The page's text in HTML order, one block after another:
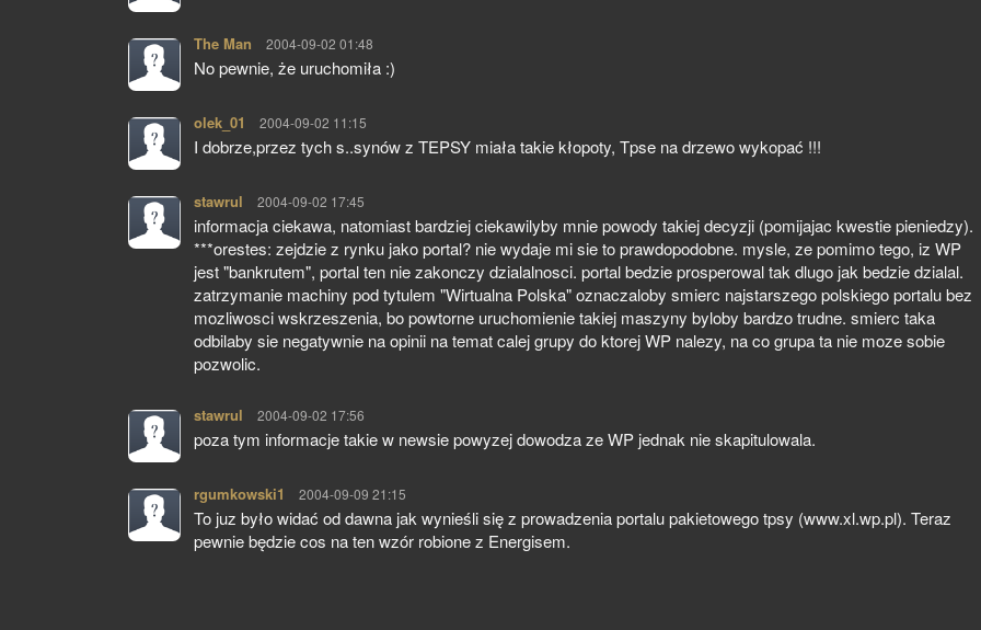
The Man pisze:
2004-09-02 01:48
No pewnie, że uruchomiła :)
olek_01 pisze:
2004-09-02 11:15
I dobrze,przez tych s..synów z TEPSY miała takie kłopoty, Tpse na drzewo wykopać !!!
stawrul pisze:
2004-09-02 17:45
informacja ciekawa, natomiast bardziej ciekawilyby mnie powody takiej decyzji (pomijajac kwestie pieniedzy).
***orestes: zejdzie z rynku jako portal? nie wydaje mi sie to prawdopodobne. mysle, ze pomimo tego, iz WP
jest "bankrutem", portal ten nie zakonczy dzialalnosci. portal bedzie prosperowal tak dlugo jak bedzie dzialal.
zatrzymanie machiny pod tytulem "Wirtualna Polska" oznaczaloby smierc najstarszego polskiego portalu bez
mozliwosci wskrzeszenia, bo powtorne uruchomienie takiej maszyny byloby bardzo trudne. smierc taka
odbilaby sie negatywnie na opinii na temat calej grupy do ktorej WP nalezy, na co grupa ta nie moze sobie
pozwolic.
stawrul pisze:
2004-09-02 17:56
poza tym informacje takie w newsie powyzej dowodza ze WP jednak nie skapitulowala.
rgumkowski1 pisze:
2004-09-09 21:15
To juz było widać od dawna jak wynieśli się z prowadzenia portalu pakietowego tpsy (www.xl.wp.pl). Teraz
pewnie będzie cos na ten wzór robione z Energisem.